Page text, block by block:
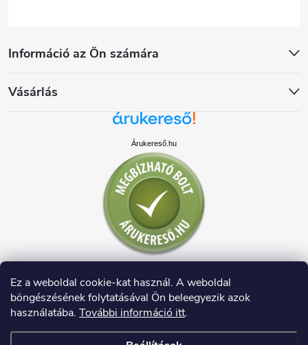
Ez a weboldal cookie-kat használ. A weboldal
böngészésének folytatásával Ön beleegyezik azok
használatába. További információ itt.
Információ az Ön számára
Vásárlás
Árukereső.hu